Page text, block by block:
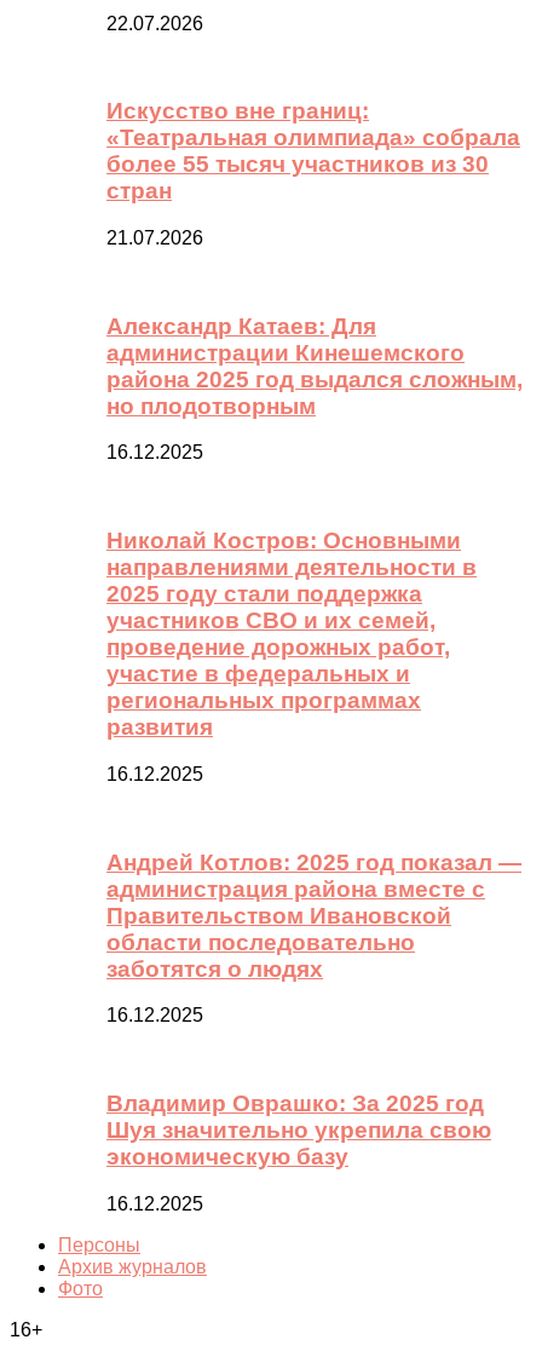
22.07.2026
Искусство вне границ:
«Театральная олимпиада» собрала
более 55 тысяч участников из 30
стран
21.07.2026
Александр Катаев: Для
администрации Кинешемского
района 2025 год выдался сложным,
но плодотворным
16.12.2025
Николай Костров: Основными
направлениями деятельности в
2025 году стали поддержка
участников СВО и их семей,
проведение дорожных работ,
участие в федеральных и
региональных программах
развития
16.12.2025
Андрей Котлов: 2025 год показал —
администрация района вместе с
Правительством Ивановской
области последовательно
заботятся о людях
16.12.2025
Владимир Оврашко: За 2025 год
Шуя значительно укрепила свою
экономическую базу
16.12.2025
Персоны
Архив журналов
Фото
16+